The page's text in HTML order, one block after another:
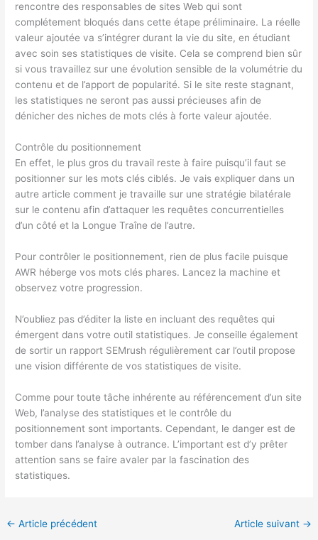
rencontre des responsables de sites Web qui sont
complétement bloqués dans cette étape préliminaire. La réelle
valeur ajoutée va s’intégrer durant la vie du site, en étudiant
avec soin ses statistiques de visite. Cela se comprend bien sûr
si vous travaillez sur une évolution sensible de la volumétrie du
contenu et de l’apport de popularité. Si le site reste stagnant,
les statistiques ne seront pas aussi précieuses afin de
dénicher des niches de mots clés à forte valeur ajoutée.
Contrôle du positionnement
En effet, le plus gros du travail reste à faire puisqu’il faut se
positionner sur les mots clés ciblés. Je vais expliquer dans un
autre article comment je travaille sur une stratégie bilatérale
sur le contenu afin d’attaquer les requêtes concurrentielles
d’un côté et la Longue Traîne de l’autre.
Pour contrôler le positionnement, rien de plus facile puisque
AWR héberge vos mots clés phares. Lancez la machine et
observez votre progression.
N’oubliez pas d’éditer la liste en incluant des requêtes qui
émergent dans votre outil statistiques. Je conseille également
de sortir un rapport SEMrush régulièrement car l’outil propose
une vision différente de vos statistiques de visite.
Comme pour toute tâche inhérente au référencement d’un site
Web, l’analyse des statistiques et le contrôle du
positionnement sont importants. Cependant, le danger est de
tomber dans l’analyse à outrance. L’important est d’y prêter
attention sans se faire avaler par la fascination des
statistiques.
← Article précédent Article suivant →